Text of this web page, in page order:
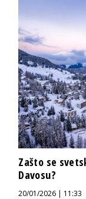
Zašto se
Davosu?
20/01/2026 | 11:33